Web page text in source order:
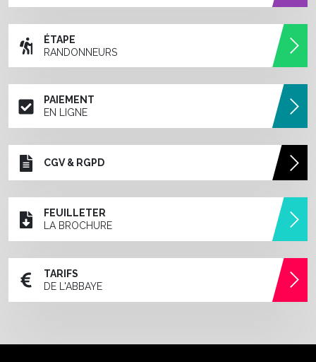
ÉTAPE
RANDONNEURS
PAIEMENT
EN LIGNE
CGV & RGPD
FEUILLETER
LA BROCHURE
TARIFS
DE L'ABBAYE